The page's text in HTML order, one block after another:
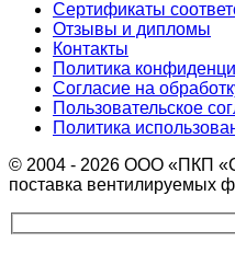
Сертификаты
Отзывы и дипломы
Контакты
Политика
Согласие на
Пользовательское
Политика
© 2004 - 2026 ООО «ПКП
поставка вентилируемых